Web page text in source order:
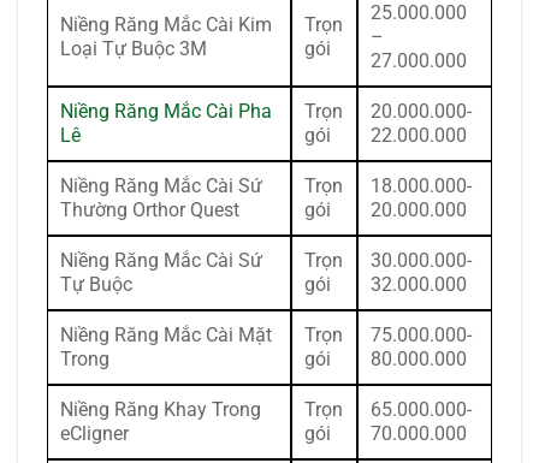
Niềng Răng Mắc Cài Kim
Loại Tự Buộc 3M
Trọn
gói
25.000.000
–
27.000.000
Niềng Răng Mắc Cài Pha
Lê
Trọn
gói
20.000.000-
22.000.000
Niềng Răng Mắc Cài Sứ
Thường Orthor Quest
Trọn
gói
18.000.000-
20.000.000
Niềng Răng Mắc Cài Sứ
Tự Buộc
Trọn
gói
30.000.000-
32.000.000
Niềng Răng Mắc Cài Mặt
Trong
Trọn
gói
75.000.000-
80.000.000
Niềng Răng Khay Trong
eCligner
Trọn
gói
65.000.000-
70.000.000